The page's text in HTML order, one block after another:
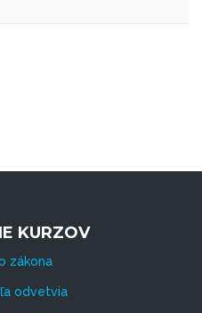
KURZOV
zákona
odvetvia